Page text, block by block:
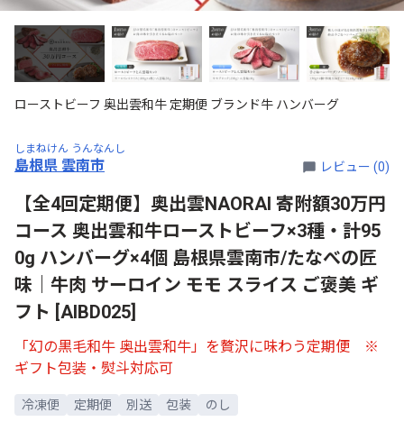
ローストビーフ 奥出雲和牛 定期便 ブランド牛 ハンバーグ
しまねけん うんなんし
島根県 雲南市 レビュー (0)
【全4回定期便】奥出雲NAORAI 寄附額30万円
コース 奥出雲和牛ローストビーフ×3種・計95
0g ハンバーグ×4個 島根県雲南市/たなべの匠
味｜牛肉 サーロイン モモ スライス ご褒美 ギ
フト [AIBD025]
「幻の黒毛和牛 奥出雲和牛」を贅沢に味わう定期便 ※
ギフト包装・熨斗対応可
冷凍便 定期便 別送 包装 のし